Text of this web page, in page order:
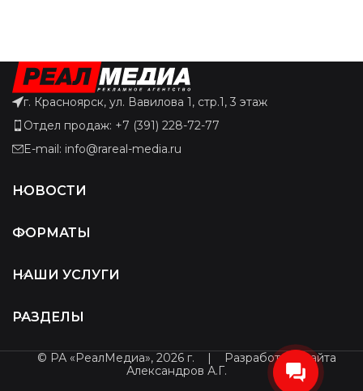
г. Красноярск, ул. Вавилова 1, стр.1, 3 этаж
Отдел продаж: +7 (391) 228-72-77
E-mail: info@rareal-media.ru
НОВОСТИ
ФОРМАТЫ
НАШИ УСЛУГИ
РАЗДЕЛЫ
© РА «РеалМедиа», 2026 г. |
Разработчик сайта
Александров А.Г.